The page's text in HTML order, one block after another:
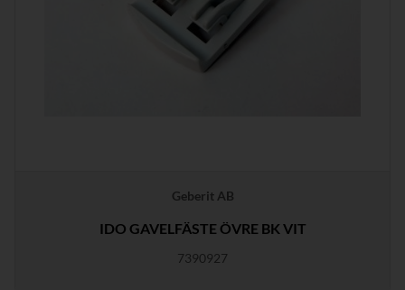
Geberit AB
IDO GAVELFÄSTE ÖVRE BK VIT
7390927